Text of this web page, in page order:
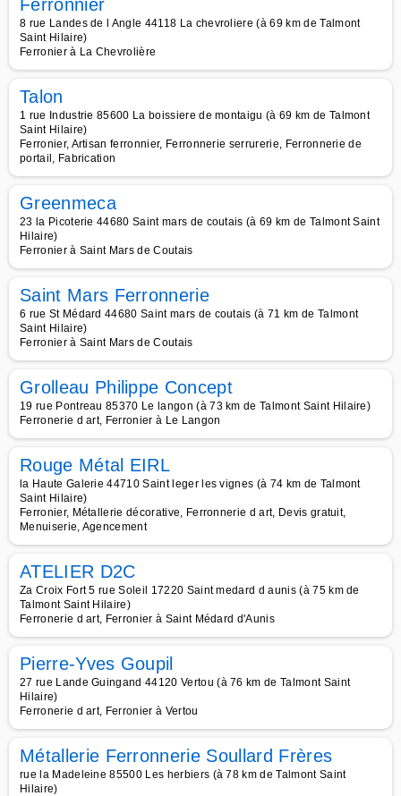
Ferronnier
8 rue Landes de l Angle 44118 La chevroliere (à 69 km de Talmont
Saint Hilaire)
Ferronier à La Chevrolière
Talon
1 rue Industrie 85600 La boissiere de montaigu (à 69 km de Talmont
Saint Hilaire)
Ferronier, Artisan ferronnier, Ferronnerie serrurerie, Ferronnerie de
portail, Fabrication
Greenmeca
23 la Picoterie 44680 Saint mars de coutais (à 69 km de Talmont Saint
Hilaire)
Ferronier à Saint Mars de Coutais
Saint Mars Ferronnerie
6 rue St Médard 44680 Saint mars de coutais (à 71 km de Talmont
Saint Hilaire)
Ferronier à Saint Mars de Coutais
Grolleau Philippe Concept
19 rue Pontreau 85370 Le langon (à 73 km de Talmont Saint Hilaire)
Ferronerie d art, Ferronier à Le Langon
Rouge Métal EIRL
la Haute Galerie 44710 Saint leger les vignes (à 74 km de Talmont
Saint Hilaire)
Ferronier, Métallerie décorative, Ferronnerie d art, Devis gratuit,
Menuiserie, Agencement
ATELIER D2C
Za Croix Fort 5 rue Soleil 17220 Saint medard d aunis (à 75 km de
Talmont Saint Hilaire)
Ferronerie d art, Ferronier à Saint Médard d'Aunis
Pierre-Yves Goupil
27 rue Lande Guingand 44120 Vertou (à 76 km de Talmont Saint
Hilaire)
Ferronerie d art, Ferronier à Vertou
Métallerie Ferronnerie Soullard Frères
rue la Madeleine 85500 Les herbiers (à 78 km de Talmont Saint
Hilaire)